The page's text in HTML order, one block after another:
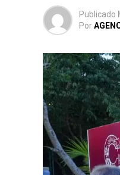
Publicado
Por